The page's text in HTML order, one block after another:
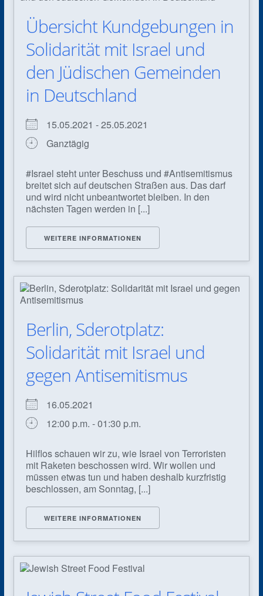
Übersicht Kundgebungen in
Solidarität mit Israel und
den Jüdischen Gemeinden
in Deutschland
15.05.2021 - 25.05.2021
Ganztägig
#Israel steht unter Beschuss und #Antisemitismus
breitet sich auf deutschen Straßen aus. Das darf
und wird nicht unbeantwortet bleiben. In den
nächsten Tagen werden in [...]
WEITERE INFORMATIONEN
Berlin, Sderotplatz:
Solidarität mit Israel und
gegen Antisemitismus
16.05.2021
12:00 p.m. - 01:30 p.m.
Hilflos schauen wir zu, wie Israel von Terroristen
mit Raketen beschossen wird. Wir wollen und
müssen etwas tun und haben deshalb kurzfristig
beschlossen, am Sonntag, [...]
WEITERE INFORMATIONEN